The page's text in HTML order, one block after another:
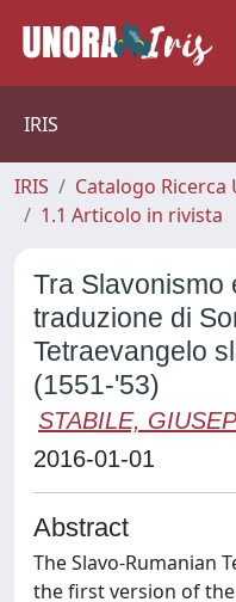
IRIS
IRIS Catalogo Ricerca
1.1 Articolo in rivista
Tra Slavonismo
traduzione di
Tetraevangelo
(1551-'53)
STABILE,
2016-01-01
Abstract
The Slavo-Rumanian
the first version of